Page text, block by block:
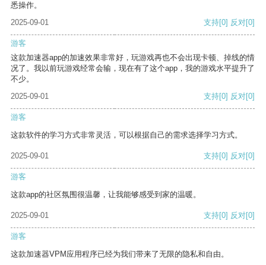
悉操作。
2025-09-01
支持[0] 反对[0]
游客
这款加速器app的加速效果非常好，玩游戏再也不会出现卡顿、掉线的情
况了。我以前玩游戏经常会输，现在有了这个app，我的游戏水平提升了
不少。
2025-09-01
支持[0] 反对[0]
游客
这款软件的学习方式非常灵活，可以根据自己的需求选择学习方式。
2025-09-01 支持[0] 反对[0]
游客
这款app的社区氛围很温馨，让我能够感受到家的温暖。
2025-09-01 支持[0] 反对[0]
游客
这款加速器VPM应用程序已经为我们带来了无限的隐私和自由。